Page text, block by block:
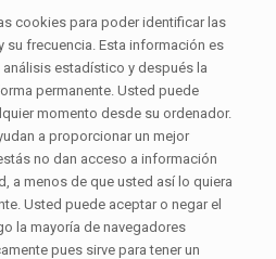
cookies para poder identificar las
su frecuencia. Esta información es
estadístico y después la
permanente. Usted puede
momento desde su ordenador.
a proporcionar un mejor
no dan acceso a información
a menos de que usted así lo quiera
Usted puede aceptar o negar el
la mayoría de navegadores
pues sirve para tener un